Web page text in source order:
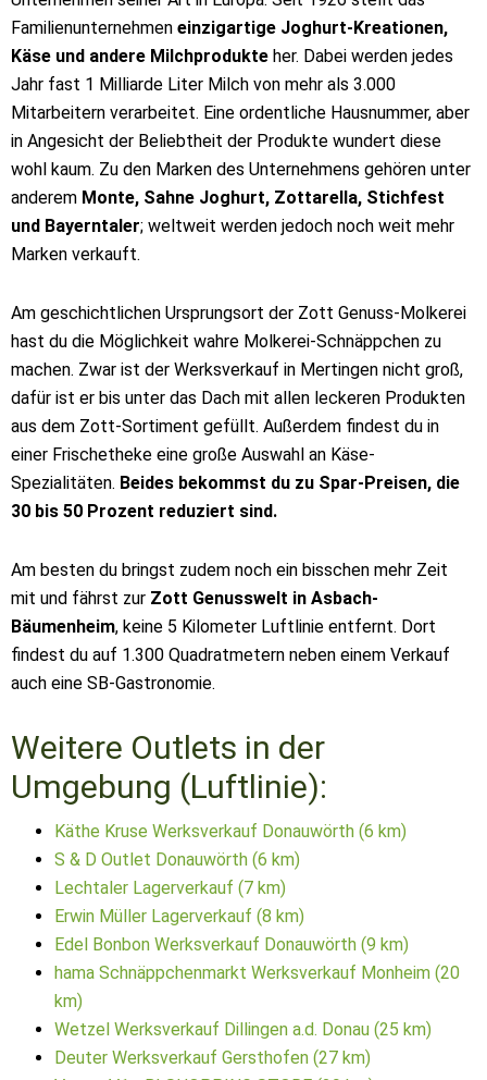
Familienunternehmen einzigartige Joghurt-Kreationen,
Käse und andere Milchprodukte her. Dabei werden jedes
Jahr fast 1 Milliarde Liter Milch von mehr als 3.000
Mitarbeitern verarbeitet. Eine ordentliche Hausnummer, aber
in Angesicht der Beliebtheit der Produkte wundert diese
wohl kaum. Zu den Marken des Unternehmens gehören unter
anderem Monte, Sahne Joghurt, Zottarella, Stichfest
und Bayerntaler; weltweit werden jedoch noch weit mehr
Marken verkauft.
Am geschichtlichen Ursprungsort der Zott Genuss-Molkerei
hast du die Möglichkeit wahre Molkerei-Schnäppchen zu
machen. Zwar ist der Werksverkauf in Mertingen nicht groß,
dafür ist er bis unter das Dach mit allen leckeren Produkten
aus dem Zott-Sortiment gefüllt. Außerdem findest du in
einer Frischetheke eine große Auswahl an Käse-
Spezialitäten. Beides bekommst du zu Spar-Preisen, die
30 bis 50 Prozent reduziert sind.
Am besten du bringst zudem noch ein bisschen mehr Zeit
mit und fährst zur Zott Genusswelt in Asbach-
Bäumenheim, keine 5 Kilometer Luftlinie entfernt. Dort
findest du auf 1.300 Quadratmetern neben einem Verkauf
auch eine SB-Gastronomie.
Weitere Outlets in der
Umgebung (Luftlinie):
Käthe Kruse Werksverkauf Donauwörth (6 km)
S & D Outlet Donauwörth (6 km)
Lechtaler Lagerverkauf (7 km)
Erwin Müller Lagerverkauf (8 km)
Edel Bonbon Werksverkauf Donauwörth (9 km)
hama Schnäppchenmarkt Werksverkauf Monheim (20
km)
Wetzel Werksverkauf Dillingen a.d. Donau (25 km)
Deuter Werksverkauf Gersthofen (27 km)